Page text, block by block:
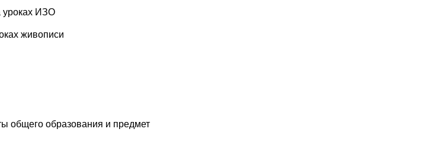
уроках ИЗО
живописи
общего образования и предмет